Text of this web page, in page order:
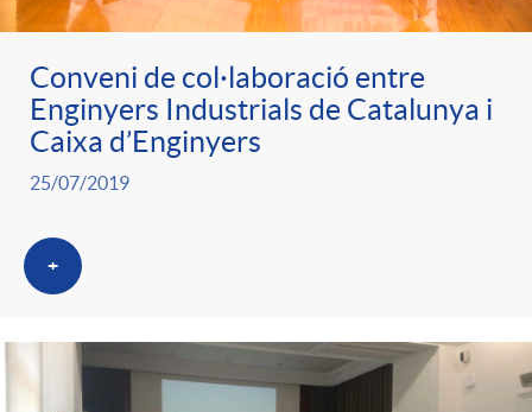
o
r
i
a
s
Conveni de col·laboració entre
Enginyers Industrials de Catalunya i
Caixa d’Enginyers
25/07/2019
+